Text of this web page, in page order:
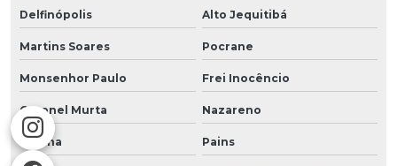
Delfinópolis Alto Jequitibá
Martins Soares Pocrane
Monsenhor Paulo Frei Inocêncio
Coronel Murta Nazareno
Coluna Pains